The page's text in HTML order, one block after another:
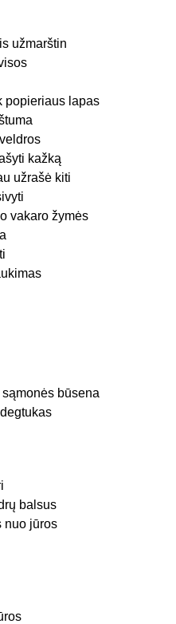
užmarštin
popieriaus lapas
kažką
užrašė kiti
vakaro žymės
būsena
balsus
nuo jūros